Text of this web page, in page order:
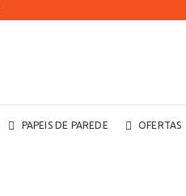
PAPEIS DE PAREDE OFERTAS